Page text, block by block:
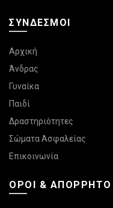
ΣΎΝΔΕΣΜΟΙ
Αρχική
Άνδρας
Γυναίκα
Παιδί
Δραστηριότητες
Σώματα Ασφαλείας
Επικοινωνία
ΌΡΟΙ & ΑΠΌΡΡΗΤΟ